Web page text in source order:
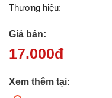
Thương hiệu:
Giá bán:
17.000đ
Xem thêm tại: